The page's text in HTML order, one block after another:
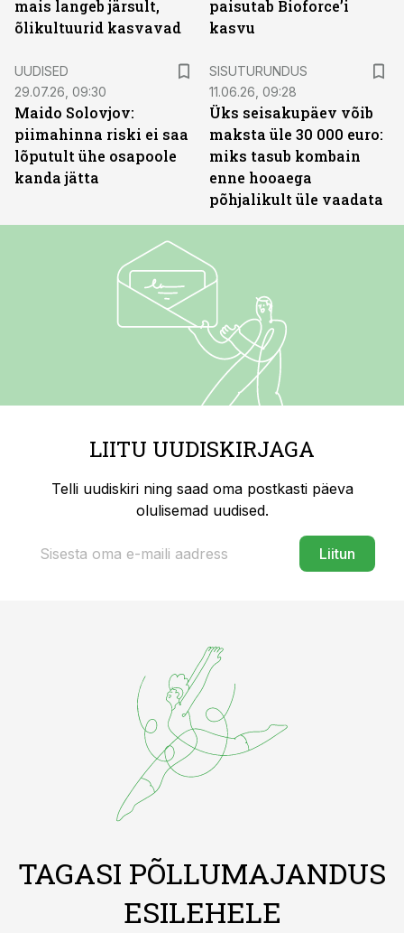
mais langeb järsult,
õlikultuurid kasvavad
paisutab Bioforce’i
kasvu
UUDISED
29.07.26, 09:30
Maido Solovjov:
piimahinna riski ei saa
lõputult ühe osapoole
kanda jätta
SISUTURUNDUS
11.06.26, 09:28
Üks seisakupäev võib
maksta üle 30 000 euro:
miks tasub kombain
enne hooaega
põhjalikult üle vaadata
LIITU UUDISKIRJAGA
Telli uudiskiri ning saad oma postkasti päeva
olulisemad uudised.
Liitun
TAGASI PÕLLUMAJANDUS
ESILEHELE